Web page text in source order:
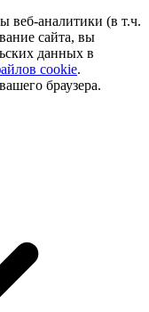
веб-аналитики (в т.ч.
сайта, вы
данных в
cookie.
браузера.